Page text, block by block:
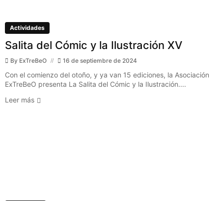
Actividades
Salita del Cómic y la Ilustración XV
By ExTreBeO 16 de septiembre de 2024
Con el comienzo del otoño, y ya van 15 ediciones, la Asociación
ExTreBeO presenta La Salita del Cómic y la Ilustración....
Leer más